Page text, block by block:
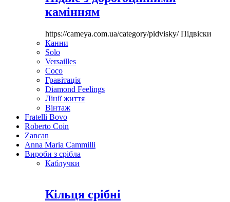
камінням
https://cameya.com.ua/category/pidvisky/Підвіски
Канни
Solo
Versailles
Coco
Гравітація
Diamond Feelings
Лінії життя
Вінтаж
Fratelli Bovo
Roberto Coin
Zancan
Anna Maria Cammilli
Вироби з срібла
Каблучки
Кільця срібні